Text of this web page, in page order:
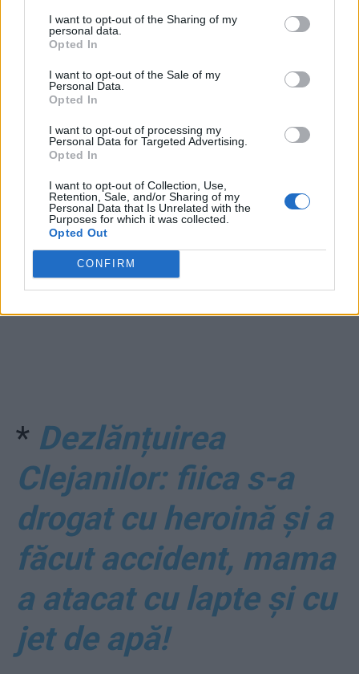
I want to opt-out of the Sharing of my
personal data.
Opted In
I want to opt-out of the Sale of my
Personal Data.
Opted In
I want to opt-out of processing my
Personal Data for Targeted Advertising.
Opted In
I want to opt-out of Collection, Use,
Retention, Sale, and/or Sharing of my
Personal Data that Is Unrelated with the
Purposes for which it was collected.
Opted Out
CONFIRM
Lista celor 103 municipii cu
zone metropolitane pe 30 km,
în care nu e obligatorie
declarația pe proprie
răspundere
ad
* Dezlănțuirea
Clejanilor: fiica s-a
drogat cu heroină și a
făcut accident, mama
a atacat cu lapte și cu
jet de apă!